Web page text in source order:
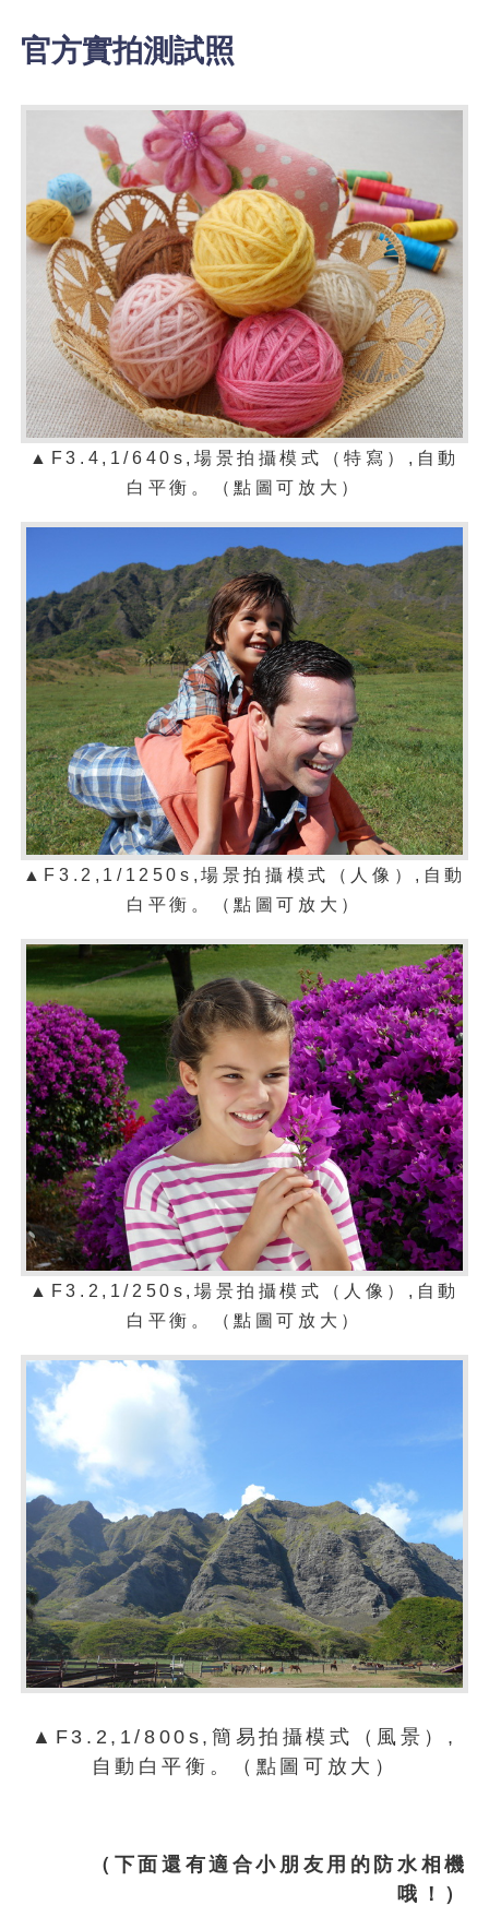
官方實拍測試照
▲F3.4,1/640s,場景拍攝模式（特寫）,自動
白平衡。（點圖可放大）
▲F3.2,1/1250s,場景拍攝模式（人像）,自動
白平衡。（點圖可放大）
▲F3.2,1/250s,場景拍攝模式（人像）,自動
白平衡。（點圖可放大）
▲F3.2,1/800s,簡易拍攝模式（風景）,
自動白平衡。（點圖可放大）
（下面還有適合小朋友用的防水相機
哦！）